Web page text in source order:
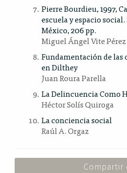
Pierre Bourdieu, 1997,
escuela y espacio
México, 206 pp.
Miguel Ángel Vite Pérez
Fundamentación de
en Dilthey
Juan Roura Parella
La Delincuencia Como
Héctor Solís Quiroga
La conciencia social
Raúl A. Orgaz
Compartir